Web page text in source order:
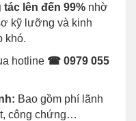
lên đến 99%nhờ
kỹ lưỡng và kinh
khó.
hotline ☎ 0979 055
Bao gồm phí lãnh
công chứng…